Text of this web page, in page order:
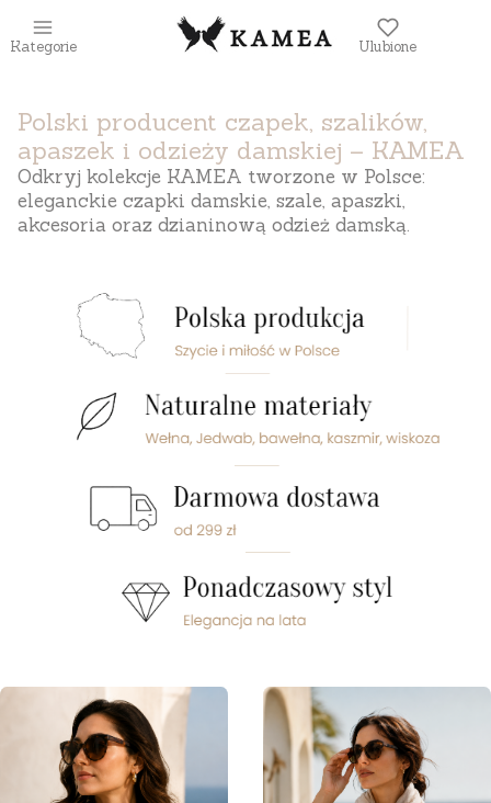
Kategorie Ulubione
Polski producent czapek, szalików,
apaszek i odzieży damskiej – KAMEA
Odkryj kolekcje KAMEA tworzone w Polsce:
eleganckie czapki damskie, szale, apaszki,
akcesoria oraz dzianinową odzież damską.